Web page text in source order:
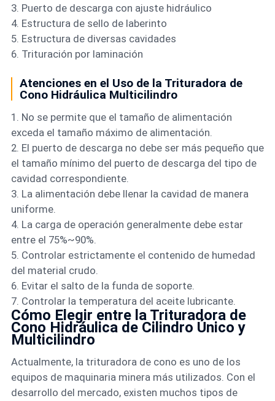
3. Puerto de descarga con ajuste hidráulico
4. Estructura de sello de laberinto
5. Estructura de diversas cavidades
6. Trituración por laminación
Atenciones en el Uso de la Trituradora de
Cono Hidráulica Multicilindro
1. No se permite que el tamaño de alimentación
exceda el tamaño máximo de alimentación.
2. El puerto de descarga no debe ser más pequeño que
el tamaño mínimo del puerto de descarga del tipo de
cavidad correspondiente.
3. La alimentación debe llenar la cavidad de manera
uniforme.
4. La carga de operación generalmente debe estar
entre el 75%~90%.
5. Controlar estrictamente el contenido de humedad
del material crudo.
6. Evitar el salto de la funda de soporte.
7. Controlar la temperatura del aceite lubricante.
Cómo Elegir entre la Trituradora de
Cono Hidráulica de Cilindro Único y
Multicilindro
Actualmente, la trituradora de cono es uno de los
equipos de maquinaria minera más utilizados. Con el
desarrollo del mercado, existen muchos tipos de